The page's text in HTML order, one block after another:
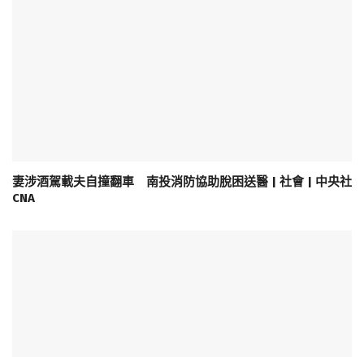
妻涉酒駕載夫自撞翻車 南投消防協助脫困送醫 | 社會 | 中央社
CNA